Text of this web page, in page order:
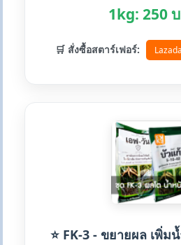
1kg: 250
🛒 สั่งซื้อสตาร์เฟอร์: Lazada
⭐ FK-3 - ขยายผล เพิ่ม